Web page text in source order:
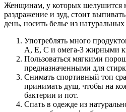
Женщинам, у которых шелушится
раздражение и зуд, стоит
день, носить белье из
Употреблять много
А, Е, С и омега-3 жирными
Пользоваться мягкими
предназначенными для
Снимать спортивный топ
принимать душ, чтобы на
бактерии и пот.
Спать в одежде из